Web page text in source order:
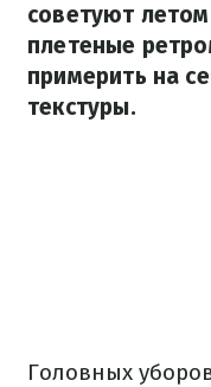
советуют
плетеные
примерить на
текстуры.
Головных